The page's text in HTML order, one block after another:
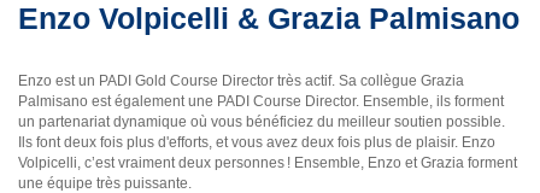
Enzo Volpicelli & Grazia Palmisano
Enzo est un PADI Gold Course Director très actif. Sa collègue Grazia
Palmisano est également une PADI Course Director. Ensemble, ils forment
un partenariat dynamique où vous bénéficiez du meilleur soutien possible.
Ils font deux fois plus d'efforts, et vous avez deux fois plus de plaisir. Enzo
Volpicelli, c’est vraiment deux personnes ! Ensemble, Enzo et Grazia forment
une équipe très puissante.